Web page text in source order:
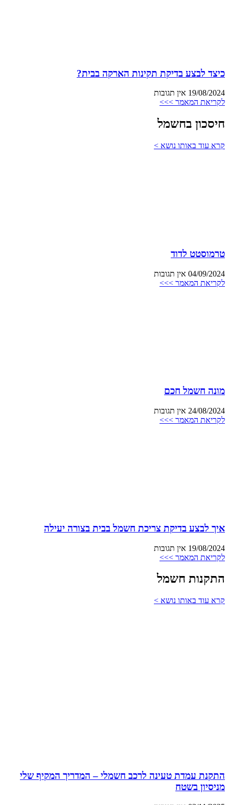
כיצד לבצע בדיקת תקינות הארקה בבית?
19/08/2024 אין תגובות
לקריאת המאמר >>>
חיסכון בחשמל
קרא עוד באותו נושא >
טרמוסטט לדוד
04/09/2024 אין תגובות
לקריאת המאמר >>>
מונה חשמל חכם
24/08/2024 אין תגובות
לקריאת המאמר >>>
איך לבצע בדיקת צריכת חשמל בבית בצורה יעילה
19/08/2024 אין תגובות
לקריאת המאמר >>>
התקנות חשמל
קרא עוד באותו נושא >
התקנת עמדת טעינה לרכב חשמלי – המדריך המקיף שלי
מניסיון בשטח